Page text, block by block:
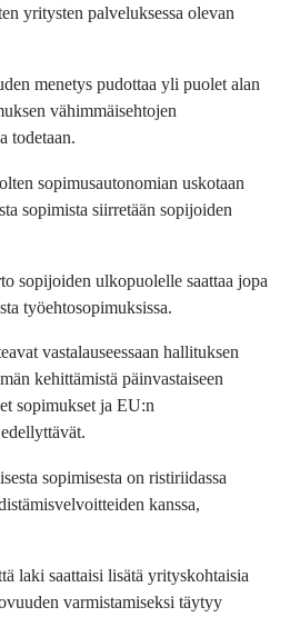
yritysten palveluksessa olevan
menetys pudottaa yli puolet alan
vähimmäisehtojen
todetaan.
sopimusautonomian uskotaan
sopimista siirretään sopijoiden
sopijoiden ulkopuolelle saattaa jopa
työehtosopimuksissa.
vastalauseessaan hallituksen
kehittämistä päinvastaiseen
sopimukset ja EU:n
sopimisesta on ristiriidassa
kanssa,
laki saattaisi lisätä yrityskohtaisia
varmistamiseksi täytyy